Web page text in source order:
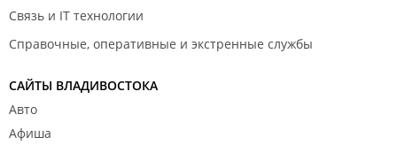
Связь и IT технологии
Справочные, оперативные и экстренные службы
САЙТЫ ВЛАДИВОСТОКА
Авто
Афиша